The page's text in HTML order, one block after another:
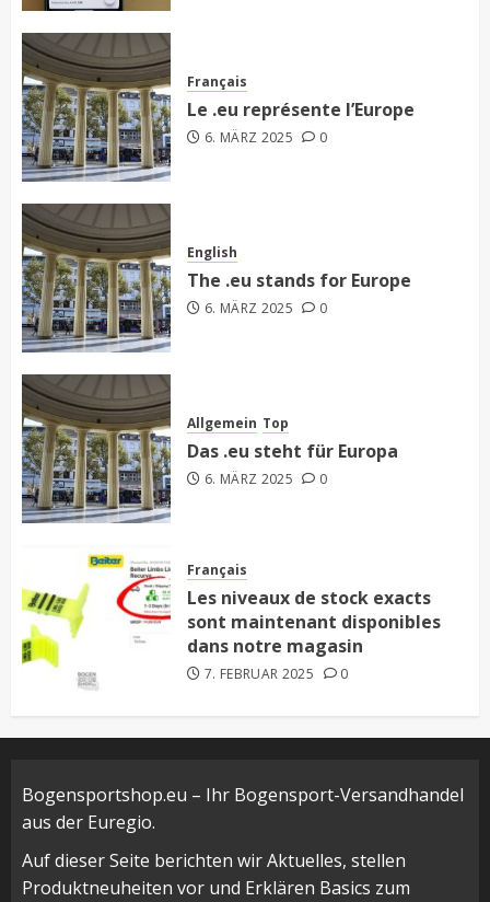
Français
Le .eu représente l’Europe
6. MÄRZ 2025 0
English
The .eu stands for Europe
6. MÄRZ 2025 0
Allgemein Top
Das .eu steht für Europa
6. MÄRZ 2025 0
Français
Les niveaux de stock exacts
sont maintenant disponibles
dans notre magasin
7. FEBRUAR 2025 0
Bogensportshop.eu – Ihr Bogensport-Versandhandel
aus der Euregio.
Auf dieser Seite berichten wir Aktuelles, stellen
Produktneuheiten vor und Erklären Basics zum